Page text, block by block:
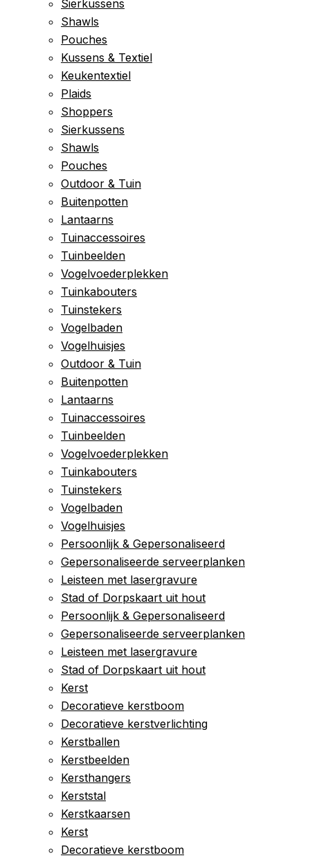
Sierkussens
Shawls
Pouches
Kussens & Textiel
Keukentextiel
Plaids
Shoppers
Sierkussens
Shawls
Pouches
Outdoor & Tuin
Buitenpotten
Lantaarns
Tuinaccessoires
Tuinbeelden
Vogelvoederplekken
Tuinkabouters
Tuinstekers
Vogelbaden
Vogelhuisjes
Outdoor & Tuin
Buitenpotten
Lantaarns
Tuinaccessoires
Tuinbeelden
Vogelvoederplekken
Tuinkabouters
Tuinstekers
Vogelbaden
Vogelhuisjes
Persoonlijk & Gepersonaliseerd
Gepersonaliseerde serveerplanken
Leisteen met lasergravure
Stad of Dorpskaart uit hout
Persoonlijk & Gepersonaliseerd
Gepersonaliseerde serveerplanken
Leisteen met lasergravure
Stad of Dorpskaart uit hout
Kerst
Decoratieve kerstboom
Decoratieve kerstverlichting
Kerstballen
Kerstbeelden
Kersthangers
Kerststal
Kerstkaarsen
Kerst
Decoratieve kerstboom